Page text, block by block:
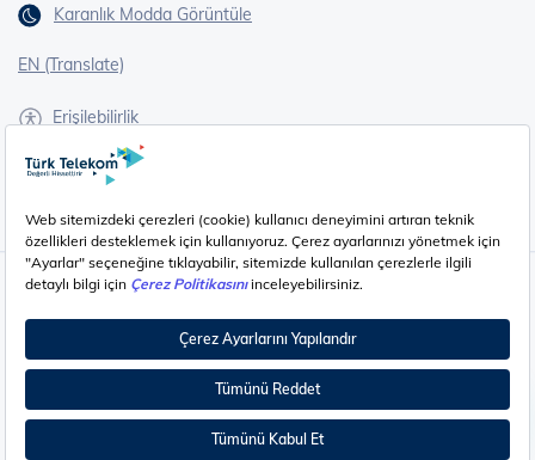
Karanlık Modda Görüntüle
EN (Translate)
Erişilebilirlik
İşaret Dili Çevirisi
Çerez Ayarları